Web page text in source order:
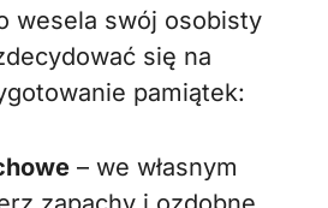
wesela swój osobisty
się na
pamiątek:
– we własnym